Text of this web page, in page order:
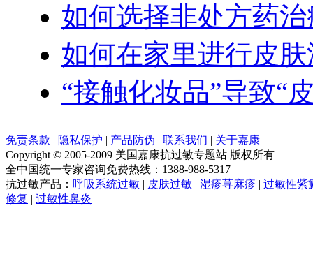
如何选择非处方药
如何在家里进行皮
“接触化妆品”导致“
免责条款 | 隐私保护 | 产品防伪 | 联系我们 | 关于嘉康
Copyright © 2005-2009 美国嘉康抗过敏专题站 版权所有
全中国统一专家咨询免费热线：1388-988-5317
抗过敏产品： 呼吸系统过敏 | 皮肤过敏 | 湿疹荨麻疹 | 过敏性紫
修复 | 过敏性鼻炎